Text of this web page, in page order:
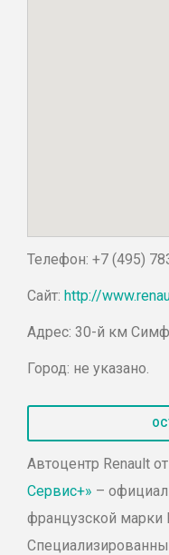
Телефон: +7 (495)
Сайт: http://
Адрес: 30-й км
Город: не указано.
Автоцентр Renault
Сервис+» –
французской марки